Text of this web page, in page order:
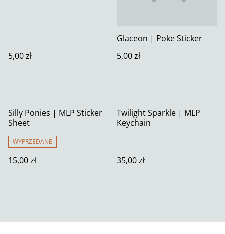
5,00 zł
Glaceon | Poke Sticker
5,00 zł
Silly Ponies | MLP Sticker
Sheet
WYPRZEDANE
15,00 zł
Twilight Sparkle | MLP
Keychain
35,00 zł